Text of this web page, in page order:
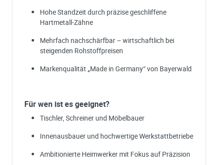
Hohe Standzeit durch präzise geschliffene
Hartmetall-Zähne
Mehrfach nachschärfbar – wirtschaftlich bei
steigenden Rohstoffpreisen
Markenqualität „Made in Germany“ von Bayerwald
Für wen ist es geeignet?
Tischler, Schreiner und Möbelbauer
Innenausbauer und hochwertige Werkstattbetriebe
Ambitionierte Heimwerker mit Fokus auf Präzision